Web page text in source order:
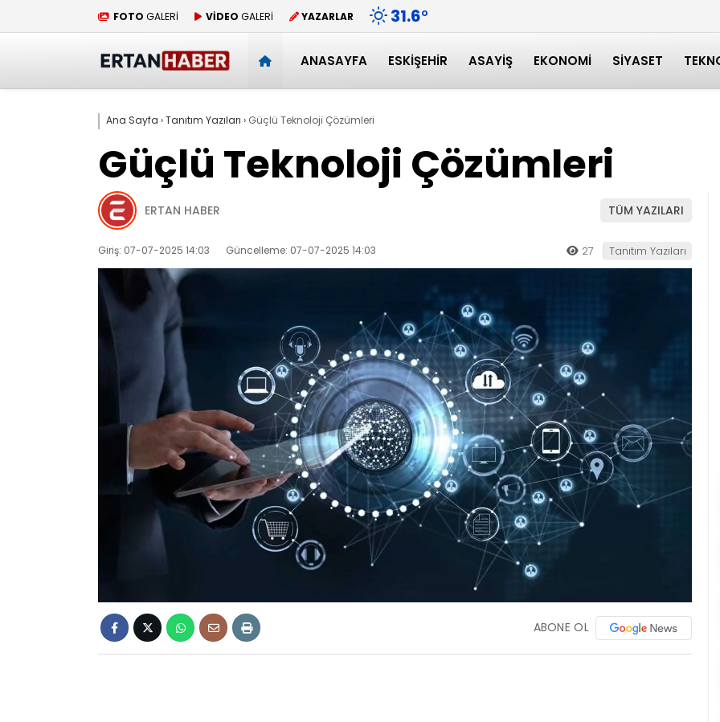
FOTO GALERİ VİDEO GALERİ YAZARLAR 31.6°
ANASAYFA ESKIŞEHIR ASAYIŞ EKONOMI SIYASET
Ana Sayfa ›Tanıtım Yazıları › Güçlü Teknoloji Çözümleri
Güçlü Teknoloji Çözümleri
ERTAN HABER TÜM YAZILARI
Giriş: 07-07-2025 14:03 Güncelleme: 07-07-2025 14:03 27 Tanıtım Yazıları
ABONE OL